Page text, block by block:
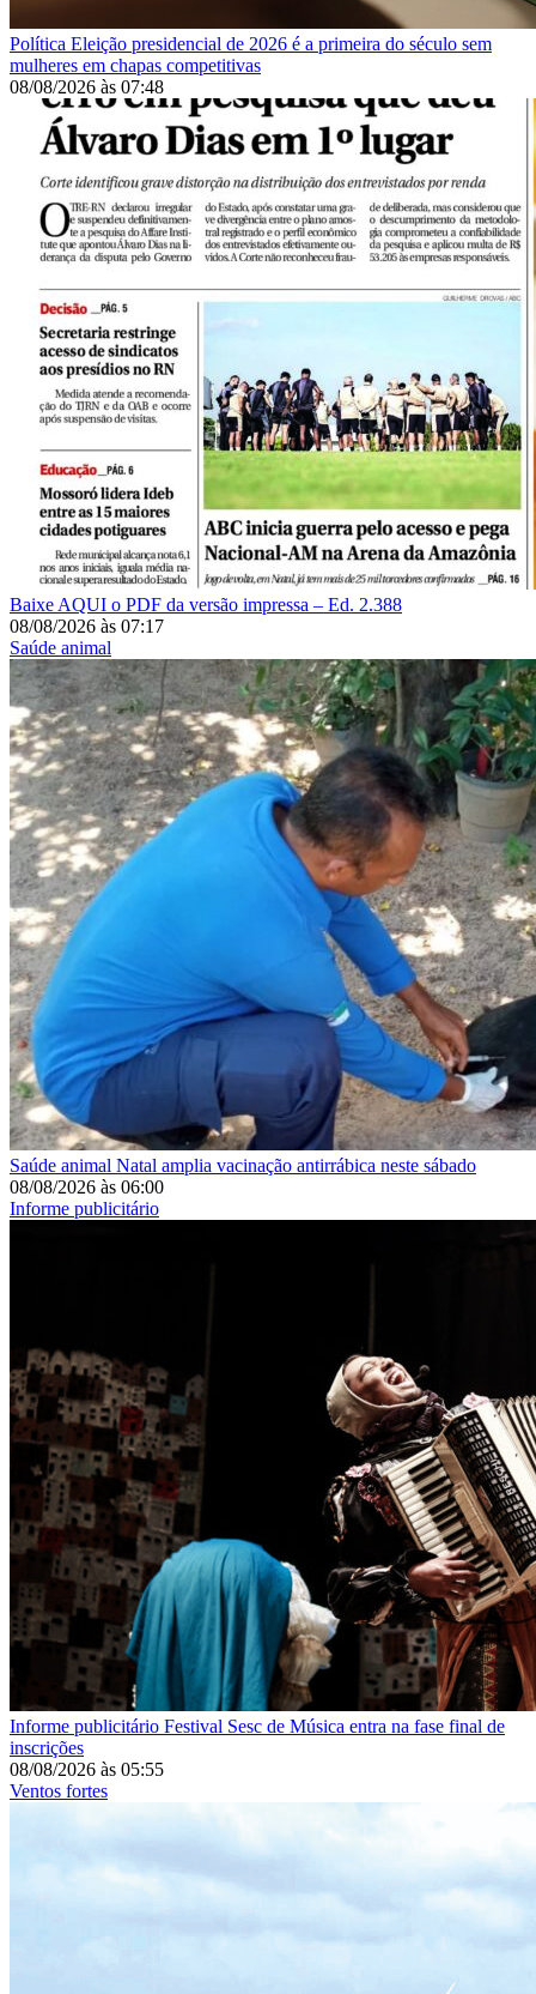
Política Eleição presidencial de 2026 é a primeira do século sem
mulheres em chapas competitivas
08/08/2026 às 07:48
Baixe AQUI o PDF da versão impressa – Ed. 2.388
08/08/2026 às 07:17
Saúde animal
Saúde animal Natal amplia vacinação antirrábica neste sábado
08/08/2026 às 06:00
Informe publicitário
Informe publicitário Festival Sesc de Música entra na fase final de
inscrições
08/08/2026 às 05:55
Ventos fortes